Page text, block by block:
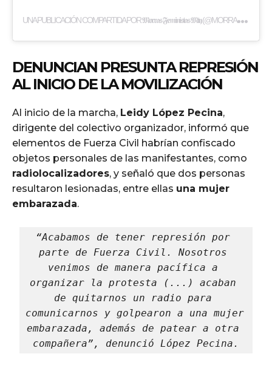
U
NA PUBLICACIÓN COMPARTIDA POR 𝕸𝖔𝖗𝖗𝖆𝖘 𝕱𝖊𝖒𝖎𝖓𝖎𝖘𝖙𝖆𝖘 𝕸𝖙𝖞 (@MORRAS_FEMINISTASMTY)
DENUNCIAN PRESUNTA REPRESIÓN
AL INICIO DE LA MOVILIZACIÓN
Al inicio de la marcha, Leidy López Pecina,
dirigente del colectivo organizador, informó que
elementos de Fuerza Civil habrían confiscado
objetos personales de las manifestantes, como
radiolocalizadores, y señaló que dos personas
resultaron lesionadas, entre ellas una mujer
embarazada.
“Acabamos de tener represión por
parte de Fuerza Civil. Nosotros
venimos de manera pacífica a
organizar la protesta (...) acaban
de quitarnos un radio para
comunicarnos y golpearon a una mujer
embarazada, además de patear a otra
compañera”, denunció López Pecina.